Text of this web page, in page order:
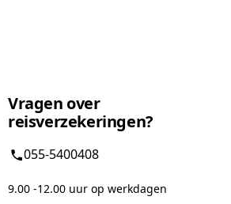
Vragen over
reisverzekeringen?
055-5400408
9.00 -12.00 uur op werkdagen